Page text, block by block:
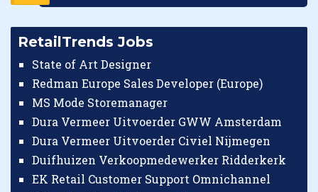
RetailTrends Jobs
State of Art Designer
Redman Europe Sales Developer (Europe)
MS Mode Storemanager
Dura Vermeer Uitvoerder GWW Amsterdam
Dura Vermeer Uitvoerder Civiel Nijmegen
Duifhuizen Verkoopmedewerker Ridderkerk
EK Retail Customer Support Omnichannel